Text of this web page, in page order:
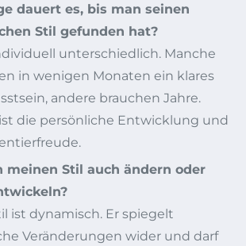
dauert es, bis man seinen
Stil gefunden hat?
unterschiedlich. Manche
in wenigen Monaten ein klares
andere brauchen Jahre.
die persönliche Entwicklung und
meinen Stil auch ändern oder
ist dynamisch. Er spiegelt
Veränderungen wider und darf